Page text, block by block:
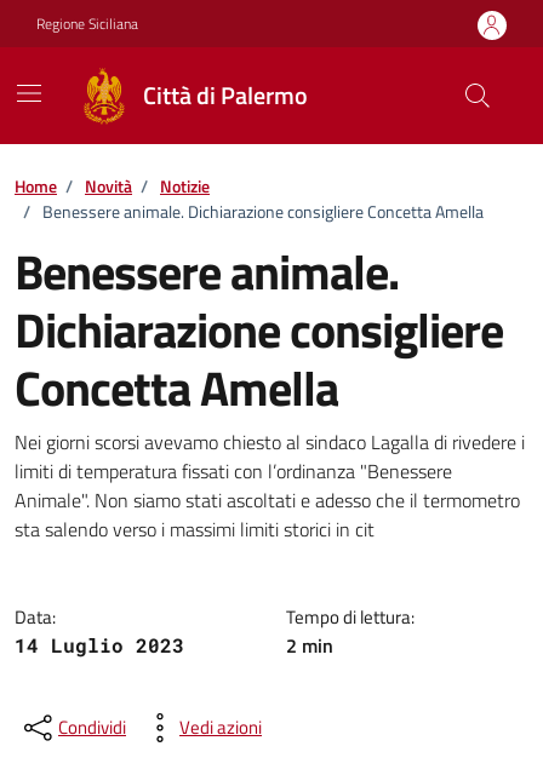
Vai ai contenuti
Vai al footer
Regione Siciliana
Città di Palermo
Home / Novità / Notizie
/ Benessere animale. Dichiarazione consigliere Concetta Amella
Benessere animale.
Dichiarazione consigliere
Concetta Amella
Dettagli della notizia
Nei giorni scorsi avevamo chiesto al sindaco Lagalla di rivedere i
limiti di temperatura fissati con l’ordinanza "Benessere
Animale". Non siamo stati ascoltati e adesso che il termometro
sta salendo verso i massimi limiti storici in cit
Data:
14 Luglio 2023
Tempo di lettura:
2 min
Condividi Vedi azioni